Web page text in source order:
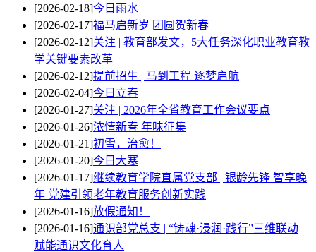
[2026-02-18]今日雨水
[2026-02-17]福马启新岁 团圆贺新春
[2026-02-12]关注 | 教育部发文，5大任务深化职业教育教
学关键要素改革
[2026-02-12]提前招生 | 马到工程 逐梦启航
[2026-02-04]今日立春
[2026-01-27]关注 | 2026年全省教育工作会议要点
[2026-01-26]浓情新春 年味征集
[2026-01-21]初雪，治愈！
[2026-01-20]今日大寒
[2026-01-17]继续教育学院直属党支部 | 银龄先锋 智享晚
年 党建引领老年教育服务创新实践
[2026-01-16]放假通知！
[2026-01-16]通识部党总支 | “铸魂·浸润·践行”三维联动
赋能通识文化育人